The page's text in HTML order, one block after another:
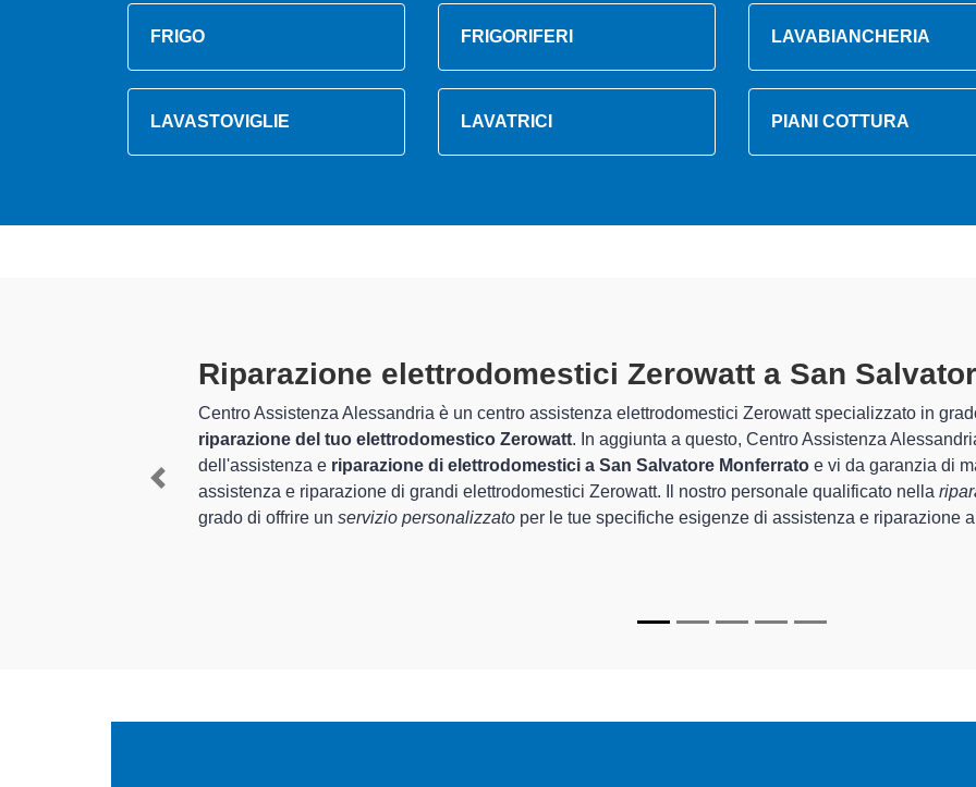
FRIGO FRIGORIFERI LAVABIANCHERIA
LAVASTOVIGLIE LAVATRICI PIANI COTTURA
ed esperienza per
, è in
Tecnici Elettrodomestici Zerowatt A San
altamente preparati
I tecnici specializzati di Centro Assistenza Alessandria sono in grado di garantire al
Salvatore Monferrato e provincia per quel che riguarda la sistemazione e lariparazione
Monferrato, mediante il ripristino rapido del corretto funzionamento degli apparecchi.
In più,i tecnici Zerowatt specializzatidi Centro Assistenza Alessandria sono in grado
Previous